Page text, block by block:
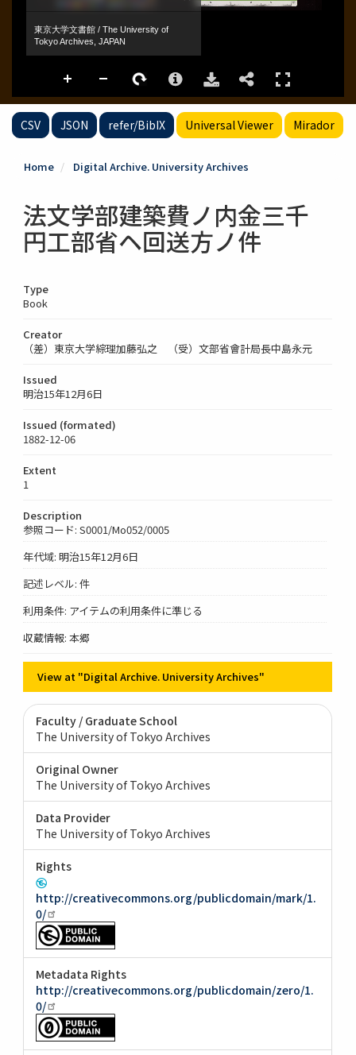
CSV JSON refer/BibIX Universal Viewer Mirador
Home Digital Archive. University Archives
法文学部建築費ノ内金三千
円工部省ヘ回送方ノ件
Type
Book
Creator
（差）東京大学綜理加藤弘之 （受）文部省會計局長中島永元
Issued
明治15年12月6日
Issued (formated)
1882-12-06
Extent
1
Description
参照コード: S0001/Mo052/0005
年代域: 明治15年12月6日
記述レベル: 件
利用条件: アイテムの利用条件に準じる
収蔵情報: 本郷
View at "Digital Archive. University Archives"
Faculty / Graduate School
The University of Tokyo Archives
Original Owner
The University of Tokyo Archives
Data Provider
The University of Tokyo Archives
Rights
http://creativecommons.org/publicdomain/mark/1.
0/
Metadata Rights
http://creativecommons.org/publicdomain/zero/1.
0/